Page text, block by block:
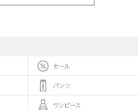
セール
パンツ
ワンピース